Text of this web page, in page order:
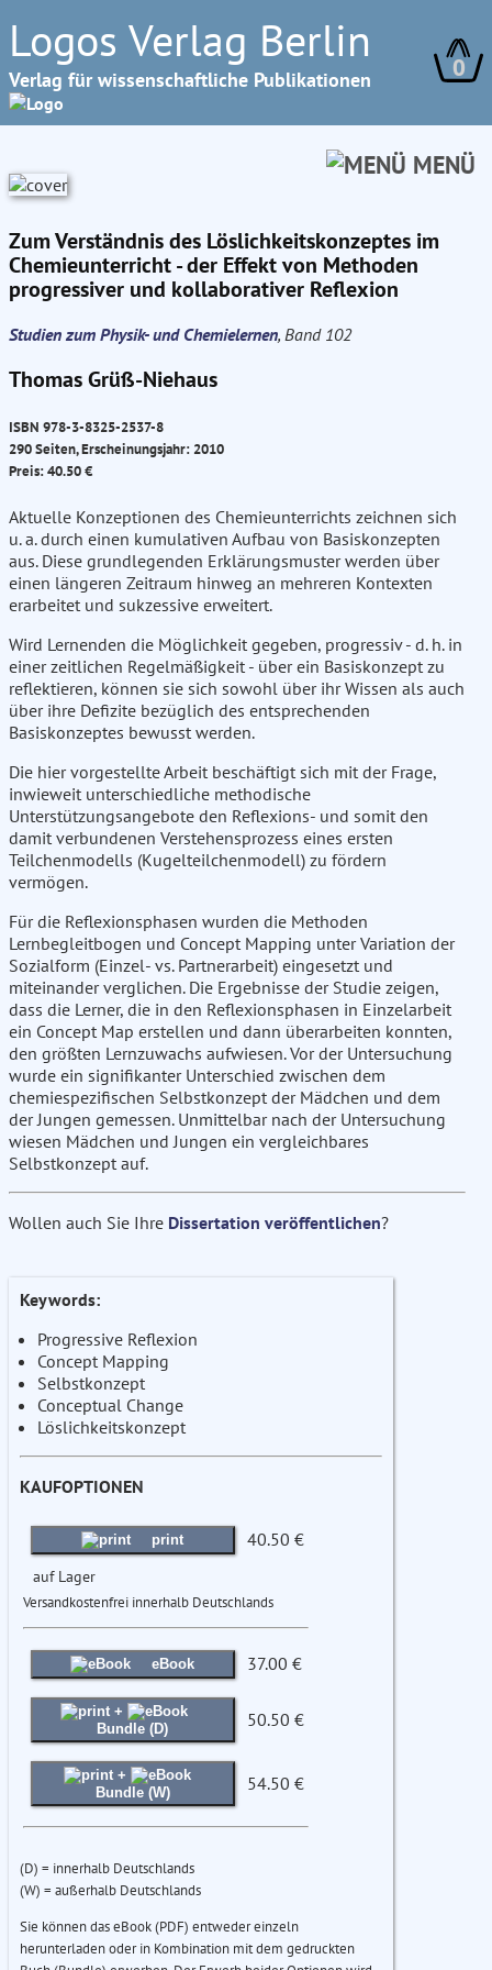
Logos Verlag Berlin
Verlag für wissenschaftliche Publikationen 0
MENÜ
Zum Verständnis des Löslichkeitskonzeptes im
Chemieunterricht - der Effekt von Methoden
progressiver und kollaborativer Reflexion
Studien zum Physik- und Chemielernen, Band 102
Thomas Grüß-Niehaus
ISBN 978-3-8325-2537-8
290 Seiten, Erscheinungsjahr: 2010
Preis: 40.50 €
Aktuelle Konzeptionen des Chemieunterrichts zeichnen sich
u. a. durch einen kumulativen Aufbau von Basiskonzepten
aus. Diese grundlegenden Erklärungsmuster werden über
einen längeren Zeitraum hinweg an mehreren Kontexten
erarbeitet und sukzessive erweitert.
Wird Lernenden die Möglichkeit gegeben, progressiv - d. h. in
einer zeitlichen Regelmäßigkeit - über ein Basiskonzept zu
reflektieren, können sie sich sowohl über ihr Wissen als auch
über ihre Defizite bezüglich des entsprechenden
Basiskonzeptes bewusst werden.
Die hier vorgestellte Arbeit beschäftigt sich mit der Frage,
inwieweit unterschiedliche methodische
Unterstützungsangebote den Reflexions- und somit den
damit verbundenen Verstehensprozess eines ersten
Teilchenmodells (Kugelteilchenmodell) zu fördern
vermögen.
Für die Reflexionsphasen wurden die Methoden
Lernbegleitbogen und Concept Mapping unter Variation der
Sozialform (Einzel- vs. Partnerarbeit) eingesetzt und
miteinander verglichen. Die Ergebnisse der Studie zeigen,
dass die Lerner, die in den Reflexionsphasen in Einzelarbeit
ein Concept Map erstellen und dann überarbeiten konnten,
den größten Lernzuwachs aufwiesen. Vor der Untersuchung
wurde ein signifikanter Unterschied zwischen dem
chemiespezifischen Selbstkonzept der Mädchen und dem
der Jungen gemessen. Unmittelbar nach der Untersuchung
wiesen Mädchen und Jungen ein vergleichbares
Selbstkonzept auf.
Wollen auch Sie Ihre Dissertation veröffentlichen?
Keywords:
Progressive Reflexion
Concept Mapping
Selbstkonzept
Conceptual Change
Löslichkeitskonzept
KAUFOPTIONEN
print 40.50 €
auf Lager
Versandkostenfrei innerhalb Deutschlands
eBook 37.00 €
+
Bundle (D)
50.50 €
+
Bundle (W)
54.50 €
(D) = innerhalb Deutschlands
(W) = außerhalb Deutschlands
Sie können das eBook (PDF) entweder einzeln
herunterladen oder in Kombination mit dem gedruckten